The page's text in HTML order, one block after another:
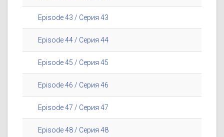
Episode 43 / Серия 43
Episode 44 / Серия 44
Episode 45 / Серия 45
Episode 46 / Серия 46
Episode 47 / Серия 47
Episode 48 / Серия 48